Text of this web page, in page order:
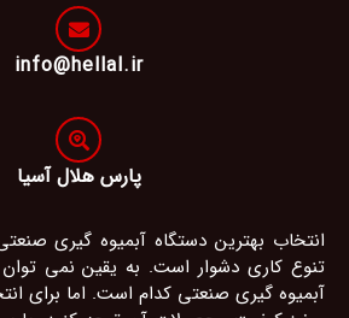
پارس هلال آسیا
انتخاب بهترین دستگاه آبمیوه گیری
تنوع کاری دشوار است. به یقین نمی
آبمیوه گیری صنعتی کدام است. اما برای
info@hellal.ir